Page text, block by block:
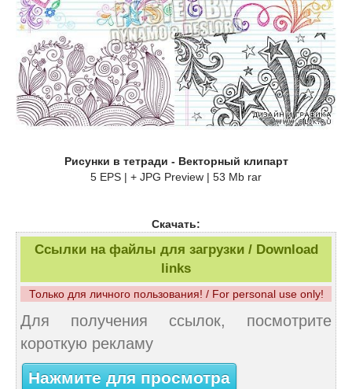
Рисунки в тетради - Векторный клипарт
5 EPS | + JPG Preview | 53 Mb rar
Скачать:
Ссылки на файлы для загрузки / Download
links
Только для личного пользования! / For personal use only!
Для получения ссылок, посмотрите
короткую рекламу
Нажмите для просмотра